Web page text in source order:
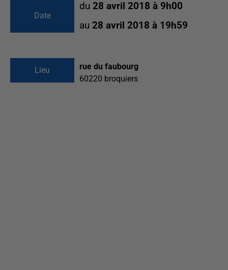
Date
du 28 avril 2018 à 9h00
au 28 avril 2018 à 19h59
Lieu
rue du faubourg
60220 broquiers